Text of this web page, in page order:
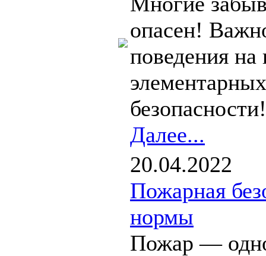
опасен!
поведения
Далее...
20.04.2022
Пожарная
нормы
Пожар —